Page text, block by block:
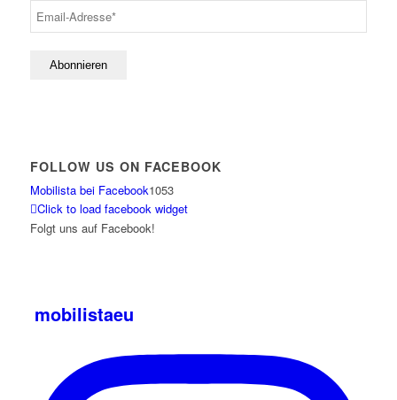
FOLLOW US ON FACEBOOK
Mobilista bei Facebook1053
Click to load facebook widget
Folgt uns auf Facebook!
mobilistaeu